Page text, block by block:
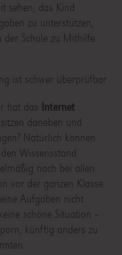
sehen, das Kind
zu unterstützen,
der Schule zu Mithilfe
ist schwer überprüfbar
hat das Internet
daneben und
Natürlich können
Wissensstand
noch bei allen
vor der ganzen Klasse
Aufgaben nicht
schöne Situation –
künftig anders zu